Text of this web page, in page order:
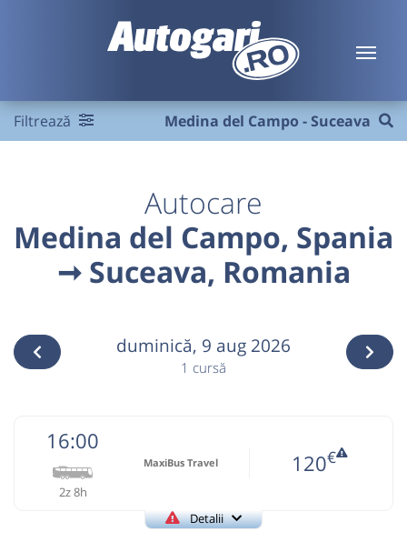
Filtrează Medina del Campo - Suceava
Autocare
Medina del Campo, Spania
➞ Suceava, Romania
duminică, 9 aug 2026
1 cursă
16:00
2z 8h
MaxiBus Travel 120€
Detalii